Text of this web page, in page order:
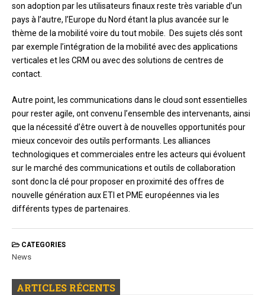
son adoption par les utilisateurs finaux reste très variable d’un
pays à l’autre, l’Europe du Nord étant la plus avancée sur le
thème de la mobilité voire du tout mobile. Des sujets clés sont
par exemple l’intégration de la mobilité avec des applications
verticales et les CRM ou avec des solutions de centres de
contact.
Autre point, les communications dans le cloud sont essentielles
pour rester agile, ont convenu l’ensemble des intervenants, ainsi
que la nécessité d’être ouvert à de nouvelles opportunités pour
mieux concevoir des outils performants. Les alliances
technologiques et commerciales entre les acteurs qui évoluent
sur le marché des communications et outils de collaboration
sont donc la clé pour proposer en proximité des offres de
nouvelle génération aux ETI et PME européennes via les
différents types de partenaires.
CATEGORIES
News
ARTICLES RÉCENTS